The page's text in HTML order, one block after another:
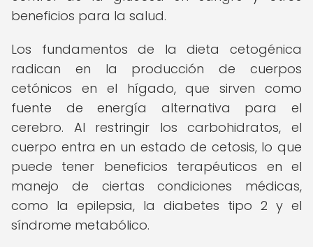
beneficios para la salud.
Los fundamentos de la dieta cetogénica
radican en la producción de cuerpos
cetónicos en el hígado, que sirven como
fuente de energía alternativa para el
cerebro. Al restringir los carbohidratos, el
cuerpo entra en un estado de cetosis, lo que
puede tener beneficios terapéuticos en el
manejo de ciertas condiciones médicas,
como la epilepsia, la diabetes tipo 2 y el
síndrome metabólico.